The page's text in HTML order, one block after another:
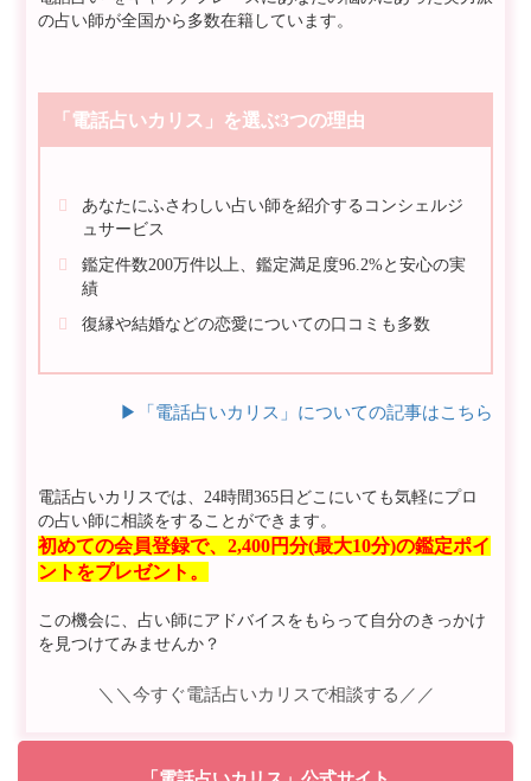
の占い師が全国から多数在籍しています。
「電話占いカリス」を選ぶ3つの理由
あなたにふさわしい占い師を紹介するコンシェルジ
ュサービス
鑑定件数200万件以上、鑑定満足度96.2%と安心の実
績
復縁や結婚などの恋愛についての口コミも多数
▶︎「電話占いカリス」についての記事はこちら
電話占いカリスでは、24時間365日どこにいても気軽にプロ
の占い師に相談をすることができます。
初めての会員登録で、2,400円分(最大10分)の鑑定ポイ
ントをプレゼント。
この機会に、占い師にアドバイスをもらって自分のきっかけ
を見つけてみませんか？
＼＼今すぐ電話占いカリスで相談する／／